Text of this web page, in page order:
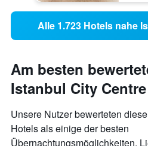
Alle 1.723 Hotels nahe
Am besten
Istanbul City Centre
Unsere Nutzer bewerteten
Hotels als einige der besten
Übernachtungsmöglichkeiten.